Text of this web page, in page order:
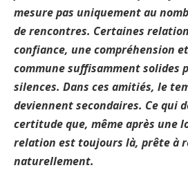
mesure pas uniquement au
de rencontres. Certaines
confiance, une compréhension
commune suffisamment solides
silences. Dans ces amitiés, le
deviennent secondaires. Ce qui
certitude que, même après une
relation est toujours là, prête à
naturellement.